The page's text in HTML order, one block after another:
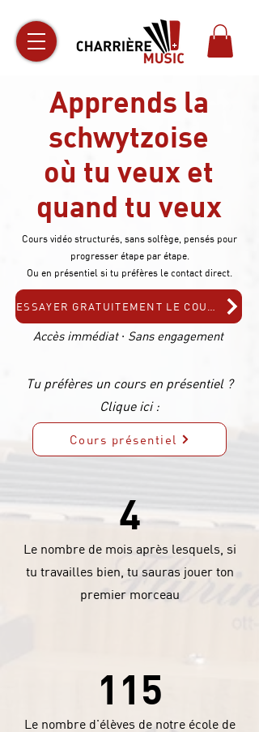
Apprends la
schwytzoise
où tu veux et
quand tu veux
Cours vidéo structurés, sans solfège, pensés pour
progresser étape par étape.
Ou en présentiel si tu préfères le contact direct.
Accès immédiat · Sans engagement
Tu préfères un cours en présentiel ?
Clique ici :
Cours présentiel
4
Le nombre de mois après lesquels, si
tu travailles bien, tu sauras jouer ton
premier morceau
115
Le nombre d'élèves de notre école de